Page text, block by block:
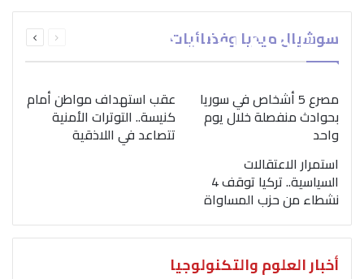
سوشيال ميديا وفضائيات الصفحةالصفحة
بمناسبة اليوم الدولي..
“الصحة العالمية” تؤكد
ضرورة اتباع نهج متكامل
لمواجهة إدمان المخدرات
مصرع 5 أشخاص في سوريا
بحوادث منفصلة خلال يوم
واحد
عقب استهداف مواطن أمام
كنيسة.. التوترات الأمنية
تتصاعد في اللاذقية
استمرار الاعتقالات
السياسية.. تركيا توقف 4
نشطاء من حزب المساواة
أخبار العلوم والتكنولوجيا